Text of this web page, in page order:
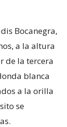
Bocanegra,
a la altura
de la tercera
blanca
a la orilla
se